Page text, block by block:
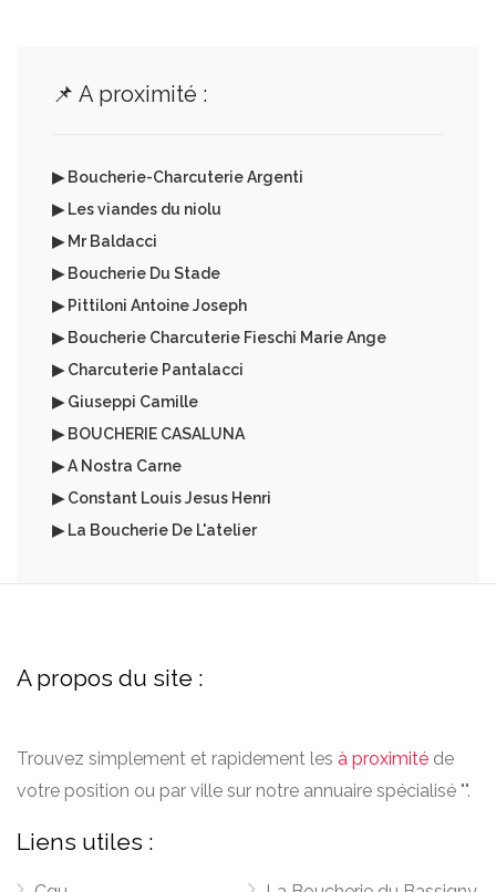
📌 A proximité :
▶ Boucherie-Charcuterie Argenti
▶ Les viandes du niolu
▶ Mr Baldacci
▶ Boucherie Du Stade
▶ Pittiloni Antoine Joseph
▶ Boucherie Charcuterie Fieschi Marie Ange
▶ Charcuterie Pantalacci
▶ Giuseppi Camille
▶ BOUCHERIE CASALUNA
▶ A Nostra Carne
▶ Constant Louis Jesus Henri
▶ La Boucherie De L'atelier
A propos du site :
Trouvez simplement et rapidement les à proximité de
votre position ou par ville sur notre annuaire spécialisé "".
Liens utiles :